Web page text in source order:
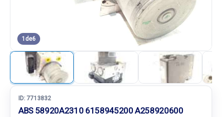
1 de6
ID: 7713832
ABS 58920A2310 6158945200 A258920600